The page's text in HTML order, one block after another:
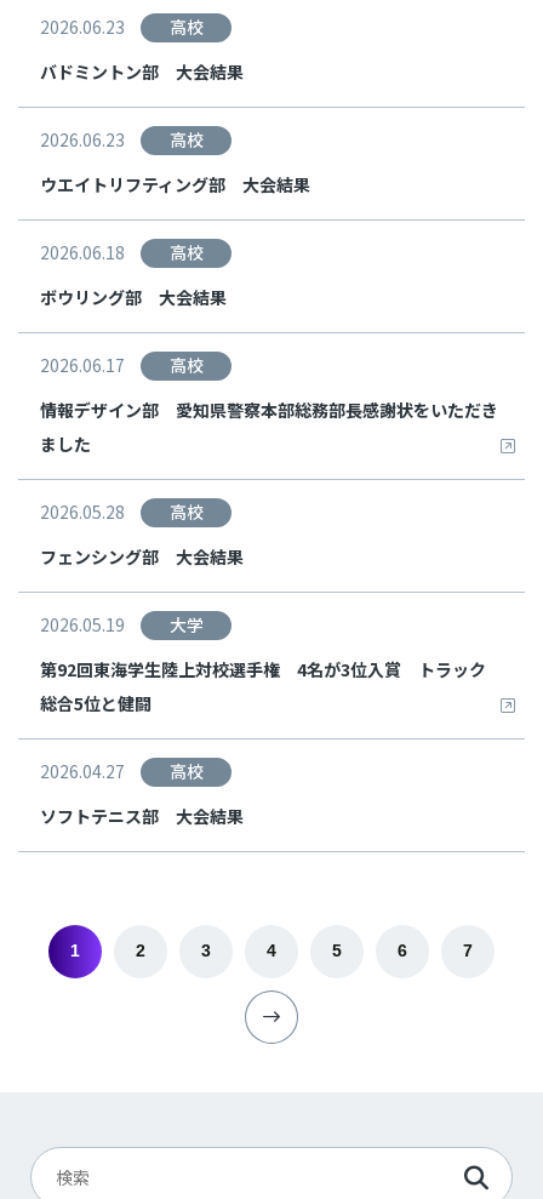
2026.06.23
高校
バドミントン部 大会結果
2026.06.23
高校
ウエイトリフティング部 大会結果
2026.06.18
高校
ボウリング部 大会結果
2026.06.17
高校
情報デザイン部 愛知県警察本部総務部長感謝状をいただき
ました
2026.05.28
高校
フェンシング部 大会結果
2026.05.19
大学
第92回東海学生陸上対校選手権 4名が3位入賞 トラック
総合5位と健闘
2026.04.27
高校
ソフトテニス部 大会結果
1 2 3 4 5 6 7